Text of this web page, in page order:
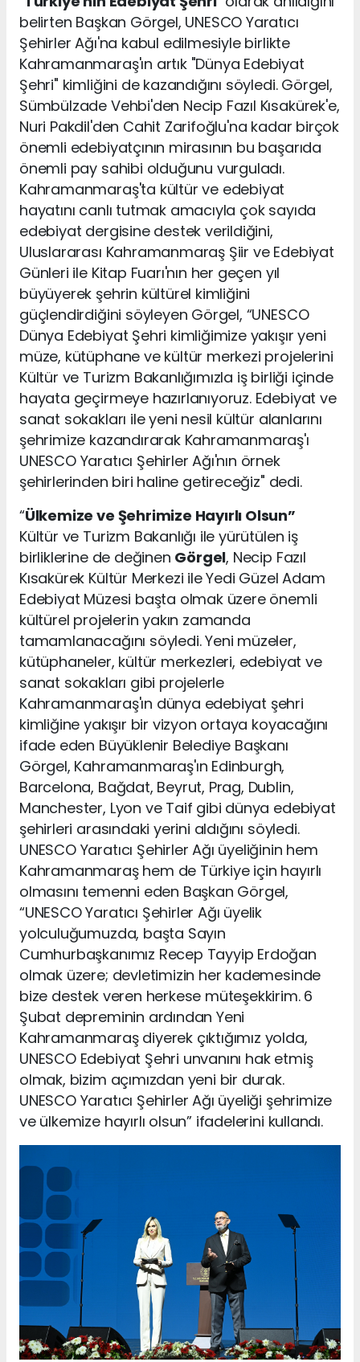
belirten Başkan Görgel, UNESCO Yaratıcı
Şehirler Ağı'na kabul edilmesiyle birlikte
Kahramanmaraş'ın artık "Dünya Edebiyat
Şehri" kimliğini de kazandığını söyledi. Görgel,
Sümbülzade Vehbi'den Necip Fazıl Kısakürek'e,
Nuri Pakdil'den Cahit Zarifoğlu'na kadar birçok
önemli edebiyatçının mirasının bu başarıda
önemli pay sahibi olduğunu vurguladı.
Kahramanmaraş'ta kültür ve edebiyat
hayatını canlı tutmak amacıyla çok sayıda
edebiyat dergisine destek verildiğini,
Uluslararası Kahramanmaraş Şiir ve Edebiyat
Günleri ile Kitap Fuarı'nın her geçen yıl
büyüyerek şehrin kültürel kimliğini
güçlendirdiğini söyleyen Görgel, “UNESCO
Dünya Edebiyat Şehri kimliğimize yakışır yeni
müze, kütüphane ve kültür merkezi projelerini
Kültür ve Turizm Bakanlığımızla iş birliği içinde
hayata geçirmeye hazırlanıyoruz. Edebiyat ve
sanat sokakları ile yeni nesil kültür alanlarını
şehrimize kazandırarak Kahramanmaraş'ı
UNESCO Yaratıcı Şehirler Ağı'nın örnek
şehirlerinden biri haline getireceğiz" dedi.
“Ülkemize ve Şehrimize Hayırlı Olsun”
Kültür ve Turizm Bakanlığı ile yürütülen iş
birliklerine de değinen Görgel, Necip Fazıl
Kısakürek Kültür Merkezi ile Yedi Güzel Adam
Edebiyat Müzesi başta olmak üzere önemli
kültürel projelerin yakın zamanda
tamamlanacağını söyledi. Yeni müzeler,
kütüphaneler, kültür merkezleri, edebiyat ve
sanat sokakları gibi projelerle
Kahramanmaraş'ın dünya edebiyat şehri
kimliğine yakışır bir vizyon ortaya koyacağını
ifade eden Büyüklenir Belediye Başkanı
Görgel, Kahramanmaraş'ın Edinburgh,
Barcelona, Bağdat, Beyrut, Prag, Dublin,
Manchester, Lyon ve Taif gibi dünya edebiyat
şehirleri arasındaki yerini aldığını söyledi.
UNESCO Yaratıcı Şehirler Ağı üyeliğinin hem
Kahramanmaraş hem de Türkiye için hayırlı
olmasını temenni eden Başkan Görgel,
“UNESCO Yaratıcı Şehirler Ağı üyelik
yolculuğumuzda, başta Sayın
Cumhurbaşkanımız Recep Tayyip Erdoğan
olmak üzere; devletimizin her kademesinde
bize destek veren herkese müteşekkirim. 6
Şubat depreminin ardından Yeni
Kahramanmaraş diyerek çıktığımız yolda,
UNESCO Edebiyat Şehri unvanını hak etmiş
olmak, bizim açımızdan yeni bir durak.
UNESCO Yaratıcı Şehirler Ağı üyeliği şehrimize
ve ülkemize hayırlı olsun” ifadelerini kullandı.